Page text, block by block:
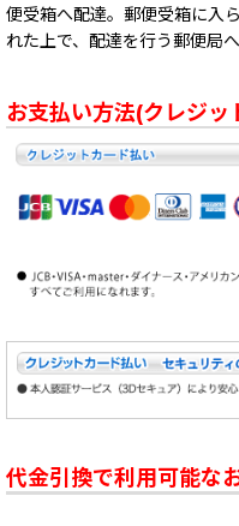
便受箱へ配達。郵便受箱に入
れた上で、配達を行う郵便局
お支払い方法(クレジッ
代金引換で利用可能な